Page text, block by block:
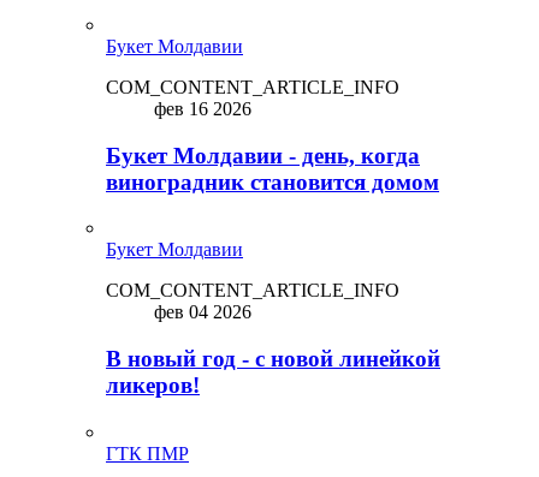
Букет Молдавии
COM_CONTENT_ARTICLE_INFO
фев 16 2026
Букет Молдавии - день, когда
виноградник становится домом
Букет Молдавии
COM_CONTENT_ARTICLE_INFO
фев 04 2026
В новый год - с новой линейкой
ликepoв!
ГТК ПМР